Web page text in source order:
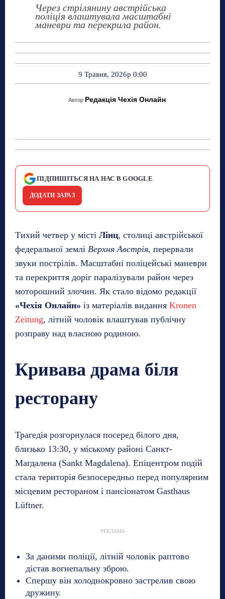
Через стрілянину австрійська
поліція влаштувала масштабні
маневри та перекрила район.
9 Травня, 2026р 0:00
Автор Редакція Чехія Онлайн
ПІДПИШІТЬСЯ НА НАС В GOOGLE
ДОДАТИ ЗАРАЗ
Тихий четвер у місті Лінц, столиці австрійської
федеральної землі Верхня Австрія, перервали
звуки пострілів. Масштабні поліцейські маневри
та перекриття доріг паралізували район через
моторошний злочин. Як стало відомо редакції
«Чехія Онлайн» із матеріалів видання Kronen
Zeitung, літній чоловік влаштував публічну
розправу над власною родиною.
Кривава драма біля
ресторану
Трагедія розгорнулася посеред білого дня,
близько 13:30, у міському районі Санкт-
Магдалена (Sankt Magdalena). Епіцентром подій
стала територія безпосередньо перед популярним
місцевим рестораном і пансіонатом Gasthaus
Lüftner.
РЕКЛАМА
За даними поліції, літній чоловік раптово
дістав вогнепальну зброю.
Спершу він холоднокровно застрелив свою
дружину.